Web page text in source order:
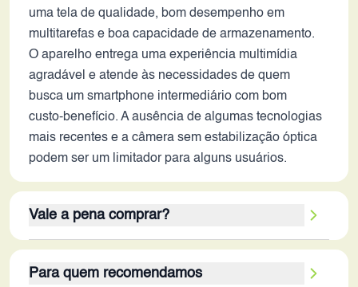
uma tela de qualidade, bom desempenho em
multitarefas e boa capacidade de armazenamento.
O aparelho entrega uma experiência multimídia
agradável e atende às necessidades de quem
busca um smartphone intermediário com bom
custo-benefício. A ausência de algumas tecnologias
mais recentes e a câmera sem estabilização óptica
podem ser um limitador para alguns usuários.
Vale a pena comprar?
ainda pode ser uma opção viável em 2026,
Para quem recomendamos